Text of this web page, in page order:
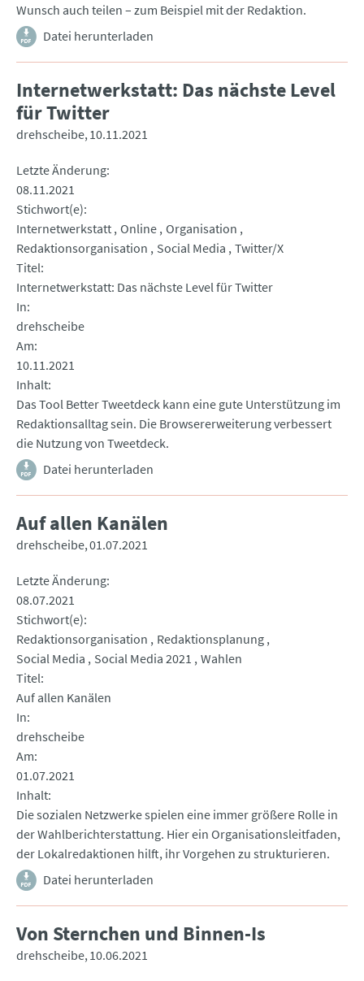
Wunsch auch teilen – zum Beispiel mit der Redaktion.
Datei herunterladen
Internetwerkstatt: Das nächste Level
für Twitter
drehscheibe 10.11.2021
Letzte Änderung
08.11.2021
Stichwort(e)
Internetwerkstatt Online Organisation
Redaktionsorganisation
Social Media Twitter/X
Titel
Internetwerkstatt: Das nächste Level für Twitter
In
drehscheibe
Am
10.11.2021
Inhalt
Das Tool Better Tweetdeck kann eine gute Unterstützung im
Redaktionsalltag sein. Die Browsererweiterung verbessert
die Nutzung von Tweetdeck.
Datei herunterladen
Auf allen Kanälen
drehscheibe 01.07.2021
Letzte Änderung
08.07.2021
Stichwort(e)
Redaktionsorganisation
Redaktionsplanung
Social Media
Social Media 2021 Wahlen
Titel
Auf allen Kanälen
In
drehscheibe
Am
01.07.2021
Inhalt
Die sozialen Netzwerke spielen eine immer größere Rolle in
der Wahlberichterstattung. Hier ein Organisationsleitfaden,
der Lokalredaktionen hilft, ihr Vorgehen zu strukturieren.
Datei herunterladen
Von Sternchen und Binnen-Is
drehscheibe 10.06.2021